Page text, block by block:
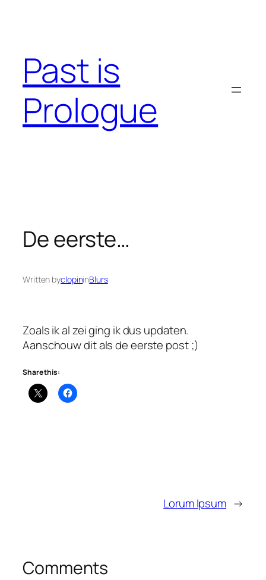
Past is
Prologue
De eerste…
Written byclopininBlurs
Zoals ik al zei ging ik dus updaten.
Aanschouw dit als de eerste post ;)
Share this:
Lorum Ipsum →
Comments